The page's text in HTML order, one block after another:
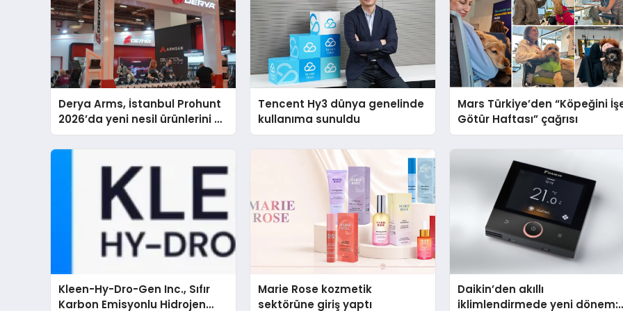
Derya Arms, İstanbul Prohunt
2026’da yeni nesil ürünlerini ve
global marka vizyonunu
sergiledi
Tencent Hy3 dünya genelinde
kullanıma sunuldu
Mars Türkiye’den “Köpeğini
Götür Haftası” çağrısı
Kleen-Hy-Dro-Gen Inc., Sıfır
Karbon Emisyonlu Hidrojen
Marie Rose kozmetik
sektörüne giriş yaptı
Daikin’den akıllı
iklimlendirmede yeni dönem: